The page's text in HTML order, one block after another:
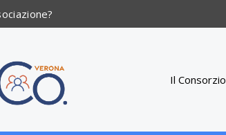
Il Consorzio